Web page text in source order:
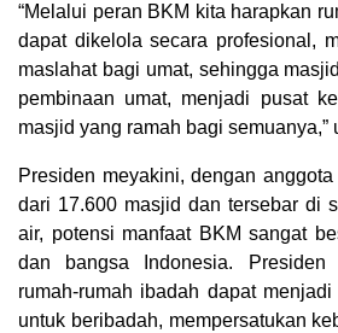
“Melalui peran BKM kita harapkan
dapat dikelola secara profesional,
maslahat bagi umat, sehingga
pembinaan umat, menjadi pusat
masjid yang ramah bagi semuanya,”
Presiden meyakini, dengan
dari 17.600 masjid dan tersebar di
air, potensi manfaat BKM sangat
dan bangsa Indonesia.
rumah-rumah ibadah dapat
untuk beribadah, mempersatukan